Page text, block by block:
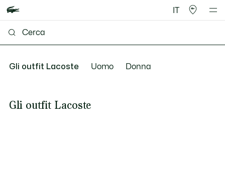
IT
Gli outfit Lacoste Uomo Donna
Gli outfit Lacoste